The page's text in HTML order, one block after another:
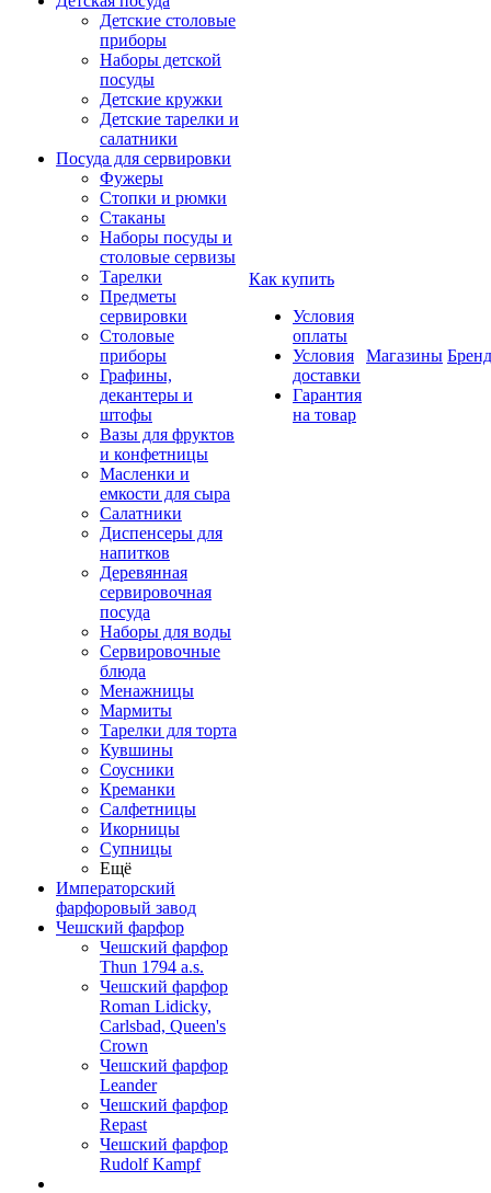
Детские столовые
приборы
Наборы детской
посуды
Детские кружки
Детские тарелки и
салатники
Посуда для сервировки
Фужеры
Стопки и рюмки
Стаканы
Наборы посуды и
столовые сервизы
Тарелки
Предметы
сервировки
Столовые
приборы
Графины,
декантеры и
штофы
Вазы для фруктов
и конфетницы
Масленки и
емкости для сыра
Салатники
Диспенсеры для
напитков
Деревянная
сервировочная
посуда
Наборы для воды
Сервировочные
блюда
Менажницы
Мармиты
Тарелки для торта
Кувшины
Соусники
Креманки
Салфетницы
Икорницы
Супницы
Ещё
Императорский
фарфоровый завод
Чешский фарфор
Чешский фарфор
Thun 1794 a.s.
Чешский фарфор
Roman Lidicky,
Carlsbad, Queen's
Crown
Чешский фарфор
Leander
Чешский фарфор
Repast
Чешский фарфор
Rudolf Kampf
Как купить
Условия
оплаты
Условия
доставки
Гарантия
на товар
Магазины